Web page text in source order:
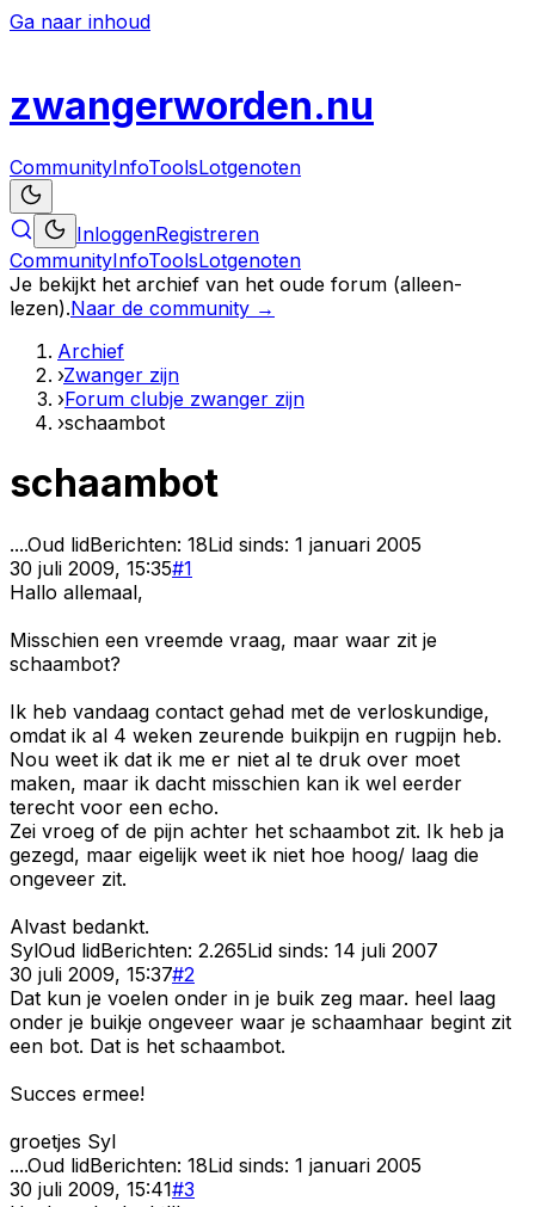
Ga naar inhoud
zwangerworden.nu
CommunityInfoToolsLotgenoten
InloggenRegistreren
CommunityInfoToolsLotgenoten
Je bekijkt het archief van het oude forum (alleen-
lezen).Naar de community →
Archief
›Zwanger zijn
›Forum clubje zwanger zijn
›schaambot
schaambot
....Oud lidBerichten: 18Lid sinds: 1 januari 2005
30 juli 2009, 15:35#1
Hallo allemaal,
Misschien een vreemde vraag, maar waar zit je
schaambot?
Ik heb vandaag contact gehad met de verloskundige,
omdat ik al 4 weken zeurende buikpijn en rugpijn heb.
Nou weet ik dat ik me er niet al te druk over moet
maken, maar ik dacht misschien kan ik wel eerder
terecht voor een echo.
Zei vroeg of de pijn achter het schaambot zit. Ik heb ja
gezegd, maar eigelijk weet ik niet hoe hoog/ laag die
ongeveer zit.
Alvast bedankt.
SylOud lidBerichten: 2.265Lid sinds: 14 juli 2007
30 juli 2009, 15:37#2
Dat kun je voelen onder in je buik zeg maar. heel laag
onder je buikje ongeveer waar je schaamhaar begint zit
een bot. Dat is het schaambot.
Succes ermee!
groetjes Syl
....Oud lidBerichten: 18Lid sinds: 1 januari 2005
30 juli 2009, 15:41#3